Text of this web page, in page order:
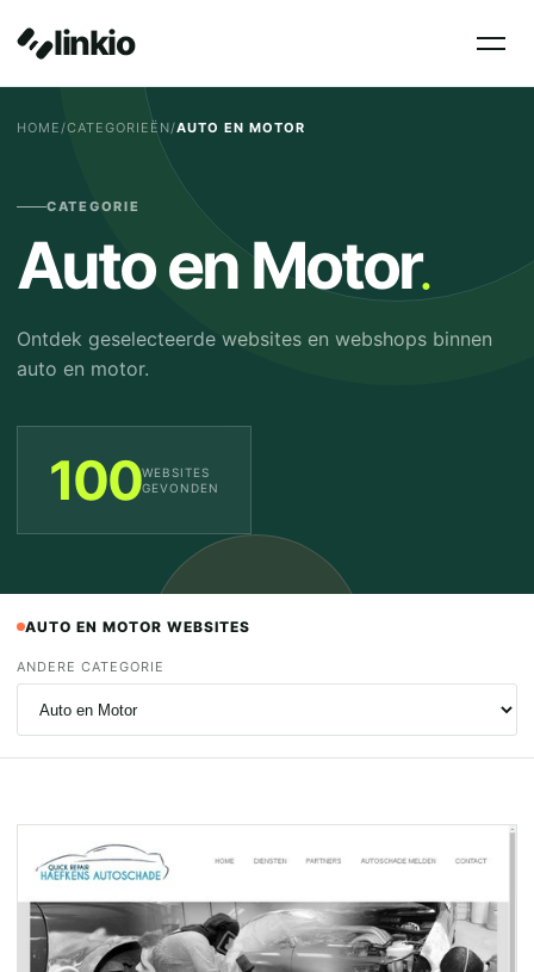
linkio
HOME/CATEGORIEËN/AUTO EN MOTOR
CATEGORIE
Auto en Motor.
Ontdek geselecteerde websites en webshops binnen
auto en motor.
100WEBSITES
GEVONDEN
AUTO EN MOTOR WEBSITES
ANDERE CATEGORIE